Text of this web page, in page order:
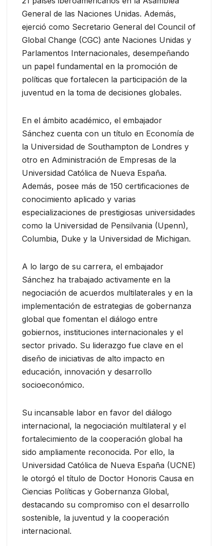
General de las Naciones Unidas. Además,
ejerció como Secretario General del Council of
Global Change (CGC) ante Naciones Unidas y
Parlamentos Internacionales, desempeñando
un papel fundamental en la promoción de
políticas que fortalecen la participación de la
juventud en la toma de decisiones globales.
En el ámbito académico, el embajador
Sánchez cuenta con un título en Economía de
la Universidad de Southampton de Londres y
otro en Administración de Empresas de la
Universidad Católica de Nueva España.
Además, posee más de 150 certificaciones de
conocimiento aplicado y varias
especializaciones de prestigiosas universidades
como la Universidad de Pensilvania (Upenn),
Columbia, Duke y la Universidad de Michigan.
A lo largo de su carrera, el embajador
Sánchez ha trabajado activamente en la
negociación de acuerdos multilaterales y en la
implementación de estrategias de gobernanza
global que fomentan el diálogo entre
gobiernos, instituciones internacionales y el
sector privado. Su liderazgo fue clave en el
diseño de iniciativas de alto impacto en
educación, innovación y desarrollo
socioeconómico.
Su incansable labor en favor del diálogo
internacional, la negociación multilateral y el
fortalecimiento de la cooperación global ha
sido ampliamente reconocida. Por ello, la
Universidad Católica de Nueva España (UCNE)
le otorgó el título de Doctor Honoris Causa en
Ciencias Políticas y Gobernanza Global,
destacando su compromiso con el desarrollo
sostenible, la juventud y la cooperación
internacional.